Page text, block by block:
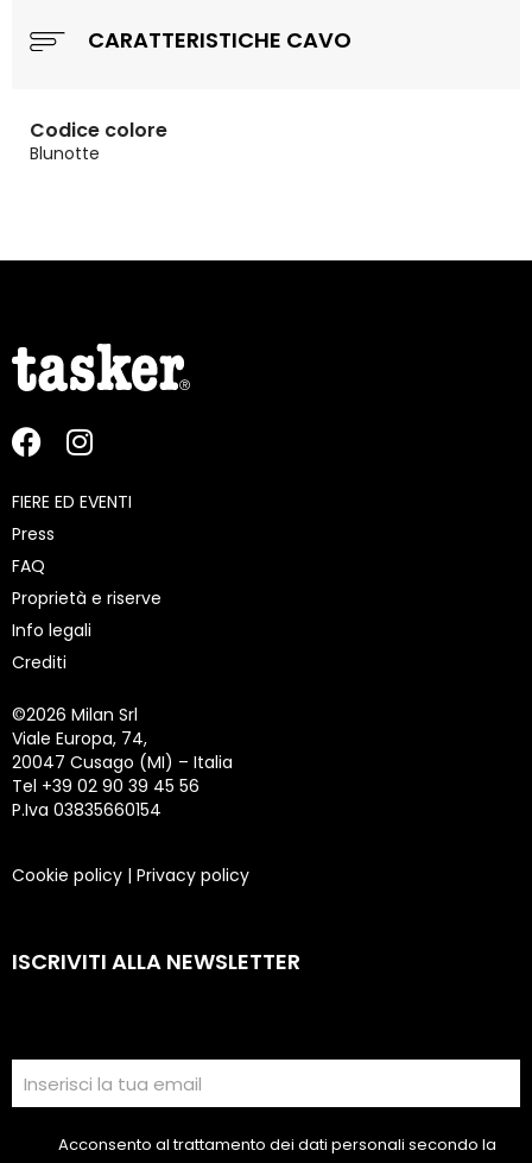
CARATTERISTICHE CAVO
Codice colore
Blunotte
FIERE ED EVENTI
Press
FAQ
Proprietà e riserve
Info legali
Crediti
©2026 Milan Srl
Viale Europa, 74,
20047 Cusago (MI) – Italia
Tel +39 02 90 39 45 56
P.Iva 03835660154
Cookie policy | Privacy policy
ISCRIVITI ALLA NEWSLETTER
Acconsento al trattamento dei dati personali secondo la